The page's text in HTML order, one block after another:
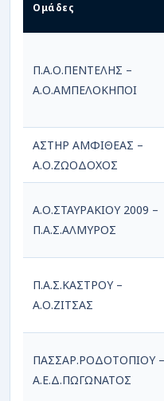
Ομάδες
Π.Α.Ο.ΠΕΝΤΕΛΗΣ –
Α.Ο.ΑΜΠΕΛΟΚΗΠΟΙ
ΑΣΤΗΡ ΑΜΦΙΘΕΑΣ –
Α.Ο.ΖΩΟΔΟΧΟΣ
Α.Ο.ΣΤΑΥΡΑΚΙΟΥ 2009 –
Π.Α.Σ.ΑΛΜΥΡΟΣ
Π.Α.Σ.ΚΑΣΤΡΟΥ –
Α.Ο.ΖΙΤΣΑΣ
ΠΑΣΣΑΡ.ΡΟΔΟΤΟΠΙΟΥ –
Α.Ε.Δ.ΠΩΓΩΝΑΤΟΣ